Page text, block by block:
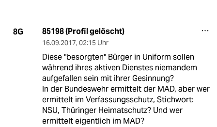
8G 85198 (Profil gelöscht)
16.09.2017, 02:15 Uhr
Diese "besorgten" Bürger in Uniform sollen
während ihres aktiven Dienstes niemandem
aufgefallen sein mit ihrer Gesinnung?
In der Bundeswehr ermittelt der MAD, aber wer
ermittelt im Verfassungsschutz, Stichwort:
NSU, Thüringer Heimatschutz? Und wer
ermittelt eigentlich im MAD?